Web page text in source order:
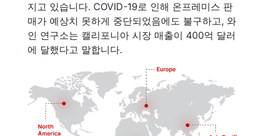
지고 있습니다. COVID-19로 인해 온프레미스 판
매가 예상치 못하게 중단되었음에도 불구하고, 와
인 연구소는 캘리포니아 시장 매출이 400억 달러
에 달했다고 말합니다.